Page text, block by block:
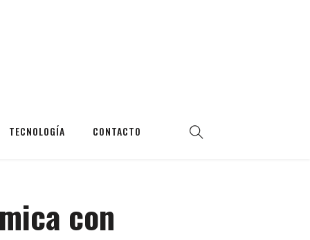
TECNOLOGÍA CONTACTO
con